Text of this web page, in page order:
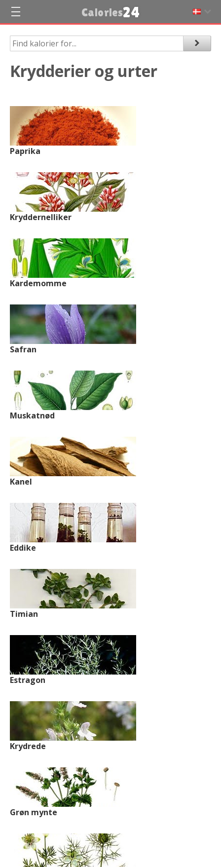
Calories24
Krydderier og urter
Paprika
Kryddernelliker
Kardemomme
Safran
Muskatnød
Kanel
Eddike
Timian
Estragon
Krydrede
Grøn mynte